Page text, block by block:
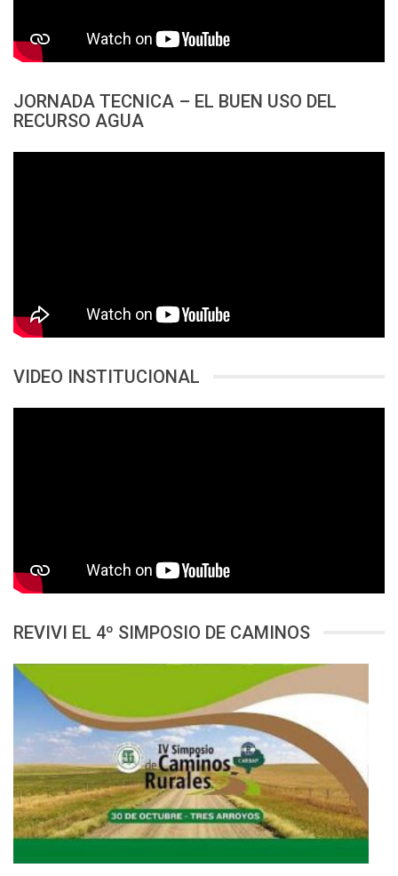
JORNADA TECNICA – EL BUEN USO DEL
RECURSO AGUA
VIDEO INSTITUCIONAL
REVIVI EL 4º SIMPOSIO DE CAMINOS